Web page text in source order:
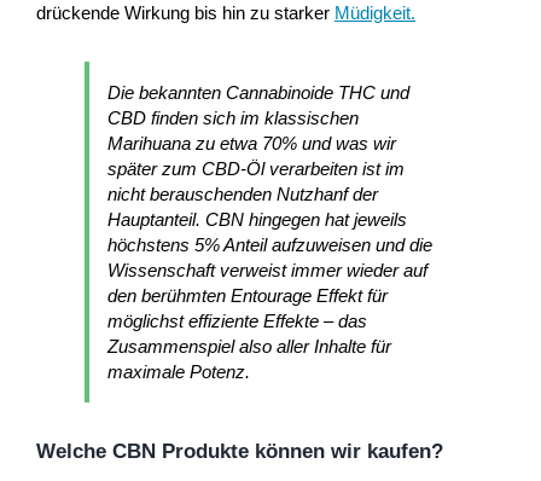
drückende Wirkung bis hin zu starker Müdigkeit.
Die bekannten Cannabinoide THC und
CBD finden sich im klassischen
Marihuana zu etwa 70% und was wir
später zum CBD-Öl verarbeiten ist im
nicht berauschenden Nutzhanf der
Hauptanteil. CBN hingegen hat jeweils
höchstens 5% Anteil aufzuweisen und die
Wissenschaft verweist immer wieder auf
den berühmten Entourage Effekt für
möglichst effiziente Effekte – das
Zusammenspiel also aller Inhalte für
maximale Potenz.
Welche CBN Produkte können wir kaufen?